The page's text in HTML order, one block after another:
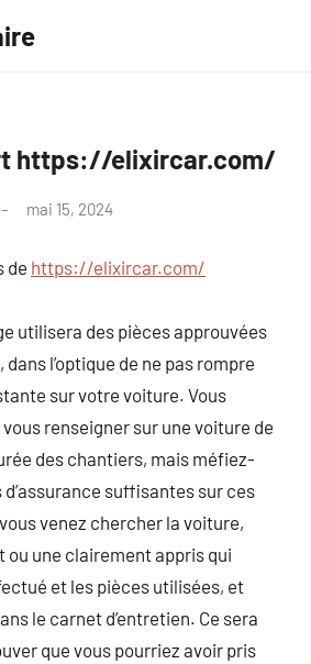
https://elixircar.com/
mai 15, 2024
de https://elixircar.com/
utilisera des pièces approuvées
l’optique de ne pas rompre
sur votre voiture. Vous
renseigner sur une voiture de
des chantiers, mais méfiez-
suffisantes sur ces
venez chercher la voiture,
ou une clairement appris qui
et les pièces utilisées, et
le carnet d’entretien. Ce sera
que vous pourriez avoir pris